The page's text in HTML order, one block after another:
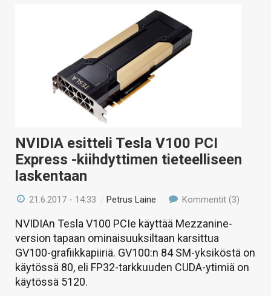
NVIDIA esitteli Tesla V100 PCI
Express -kiihdyttimen tieteelliseen
laskentaan
21.6.2017 - 14:33 /Petrus Laine Kommentit (3)
NVIDIAn Tesla V100 PCIe käyttää Mezzanine-
version tapaan ominaisuuksiltaan karsittua
GV100-grafiikkapiiriä. GV100:n 84 SM-yksiköstä on
käytössä 80, eli FP32-tarkkuuden CUDA-ytimiä on
käytössä 5120.